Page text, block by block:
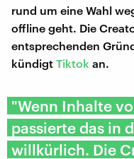
rund um eine Wahl
offline geht. Die
entsprechenden
kündigt Tiktok an.
"Wenn Inhalte
passierte das in
willkürlich. Die